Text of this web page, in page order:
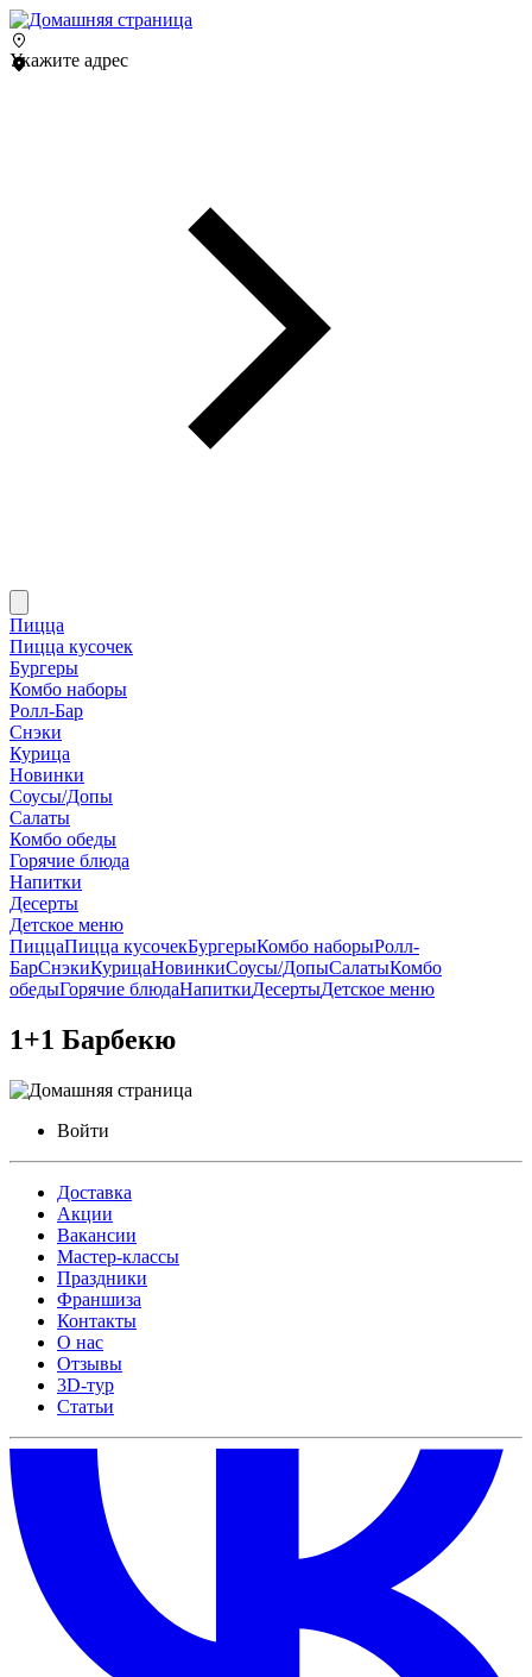
Укажите адрес
Пицца
Пицца кусочек
Бургеры
Комбо наборы
Ролл-Бар
Снэки
Курица
Новинки
Соусы/Допы
Салаты
Комбо обеды
Горячие блюда
Напитки
Десерты
Детское меню
ПиццаПицца кусочекБургерыКомбо наборыРолл-
БарСнэкиКурицаНовинкиСоусы/ДопыСалатыКомбо
обедыГорячие блюдаНапиткиДесертыДетское меню
1+1 Барбекю
Войти
Доставка
Акции
Вакансии
Мастер-классы
Праздники
Франшиза
Контакты
О нас
Отзывы
3D-тур
Статьи